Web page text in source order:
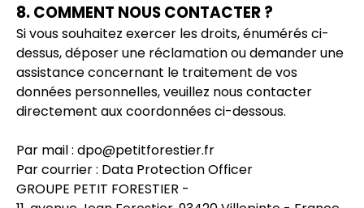
8. COMMENT NOUS CONTACTER ?
Si vous souhaitez exercer les droits, énumérés ci-
dessus, déposer une réclamation ou demander une
assistance concernant le traitement de vos
données personnelles, veuillez nous contacter
directement aux coordonnées ci-dessous.
Par mail : dpo@petitforestier.fr
Par courrier : Data Protection Officer
GROUPE PETIT FORESTIER -